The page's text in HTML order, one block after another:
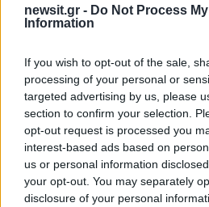
newsit.gr - Do Not Process
Information
If you wish to opt-out of the sale,
processing of your personal or
targeted advertising by us, please
section to confirm your selection.
opt-out request is processed you
interest-based ads based on
us or personal information
your opt-out. You may separately
disclosure of your personal
παθήσεις από το
να είναι υπό ίαση τα
Ο ηπατοκυτταρικός
αντένδειξη για
βρίσκεται εντός
(κριτήρια του Μιλάνο), κάτι
να μην έχει επεκταθεί σε